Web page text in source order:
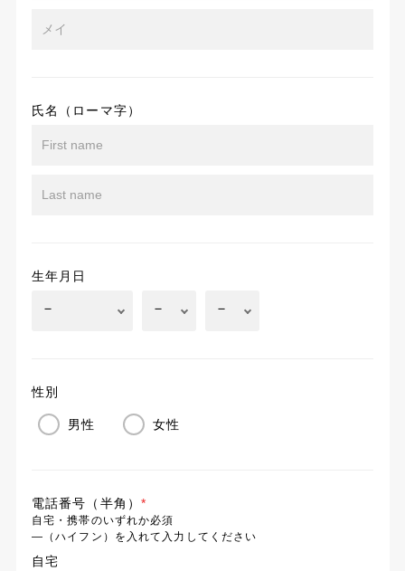
氏名（ローマ字）
生年月日
性別
男性 女性
電話番号（半角） *
自宅・携帯のいずれか必須
―（ハイフン）を入れて入力してください
自宅